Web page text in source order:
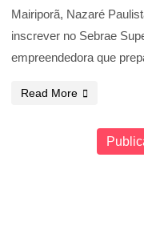
Mairiporã, Nazaré
inscrever no Sebrae
empreendedora que
Read More